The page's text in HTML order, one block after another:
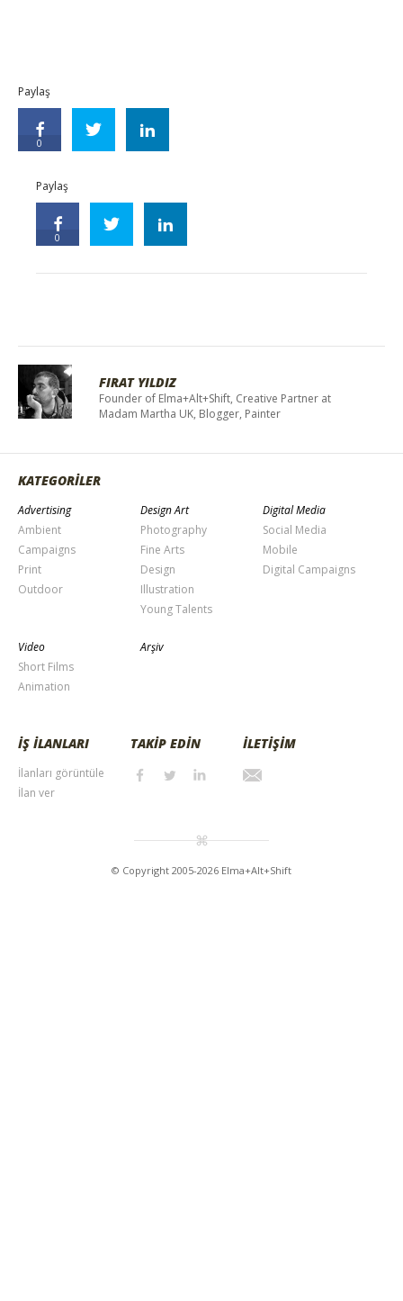
Paylaş
0
Paylaş
0
FIRAT YILDIZ
Founder of Elma+Alt+Shift, Creative Partner at
Madam Martha UK, Blogger, Painter
KATEGORİLER
Advertising
Ambient
Campaigns
Print
Outdoor
Design Art
Photography
Fine Arts
Design
Illustration
Young Talents
Digital Media
Social Media
Mobile
Digital Campaigns
Video
Short Films
Animation
Arşiv
İŞ İLANLARI
İlanları görüntüle
İlan ver
TAKİP EDİN İLETİŞİM
© Copyright 2005-2026 Elma+Alt+Shift